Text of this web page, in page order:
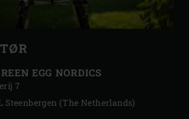
EGG NORDICS
7
Steenbergen (The Netherlands)